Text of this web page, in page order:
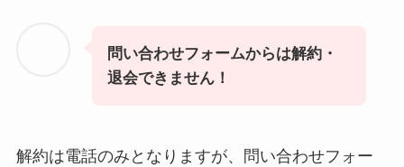
問い合わせフォームからは解約・
退会できません！
解約は電話のみとなりますが、問い合わせフォー